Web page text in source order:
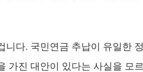
니다. 국민연금 추납이 유일한 정
가진 대안이 있다는 사실을 모르